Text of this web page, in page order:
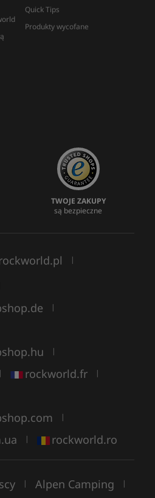
Quick Tips
Produkty wycofane
TWOJE ZAKUPY
są bezpieczne
|
|
|
| rockworld.fr |
|
| rockworld.ro
| Alpen Camping |